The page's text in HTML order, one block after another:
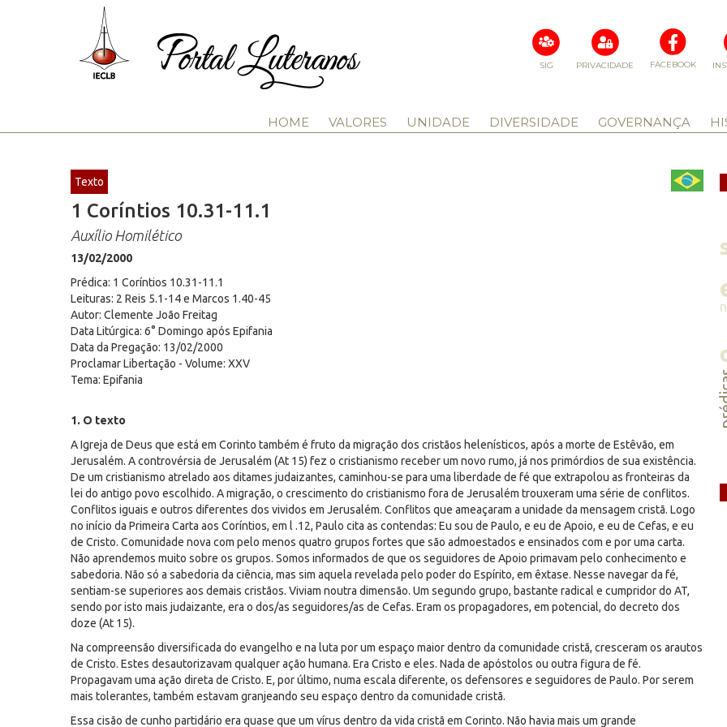
FACEBOOK
PRIVACIDADE
SIG
HOME VALORES UNIDADE DIVERSIDADE GOVERNANÇA
Texto
1 Coríntios 10.31-11.1
Auxílio Homilético
13/02/2000
Prédica: 1 Coríntios 10.31-11.1
Leituras: 2 Reis 5.1-14 e Marcos 1.40-45
Autor: Clemente João Freitag
Data Litúrgica: 6° Domingo após Epifania
Data da Pregação: 13/02/2000
Proclamar Libertação - Volume: XXV
Tema: Epifania
1. O texto
A Igreja de Deus que está em Corinto também é fruto da migração dos cristãos helenísticos, após a morte de Estêvão, em
Jerusalém. A controvérsia de Jerusalém (At 15) fez o cristianismo receber um novo rumo, já nos primórdios de sua existência.
De um cristianismo atrelado aos ditames judaizantes, caminhou-se para uma liberdade de fé que extrapolou as fronteiras da
lei do antigo povo escolhido. A migração, o crescimento do cristianismo fora de Jerusalém trouxeram uma série de conflitos.
Conflitos iguais e outros diferentes dos vividos em Jerusalém. Conflitos que ameaçaram a unidade da mensagem cristã. Logo
no início da Primeira Carta aos Coríntios, em l .12, Paulo cita as contendas: Eu sou de Paulo, e eu de Apoio, e eu de Cefas, e eu
de Cristo. Comunidade nova com pelo menos quatro grupos fortes que são admoestados e ensinados com e por uma carta.
Não aprendemos muito sobre os grupos. Somos informados de que os seguidores de Apoio primavam pelo conhecimento e
sabedoria. Não só a sabedoria da ciência, mas sim aquela revelada pelo poder do Espírito, em êxtase. Nesse navegar da fé,
sentiam-se superiores aos demais cristãos. Viviam noutra dimensão. Um segundo grupo, bastante radical e cumpridor do AT,
sendo por isto mais judaizante, era o dos/as seguidores/as de Cefas. Eram os propagadores, em potencial, do decreto dos
doze (At 15).
Na compreensão diversificada do evangelho e na luta por um espaço maior dentro da comunidade cristã, cresceram os arautos
de Cristo. Estes desautorizavam qualquer ação humana. Era Cristo e eles. Nada de apóstolos ou outra figura de fé.
Propagavam uma ação direta de Cristo. E, por último, numa escala diferente, os defensores e seguidores de Paulo. Por serem
mais tolerantes, também estavam granjeando seu espaço dentro da comunidade cristã.
Essa cisão de cunho partidário era quase que um vírus dentro da vida cristã em Corinto. Não havia mais um grande